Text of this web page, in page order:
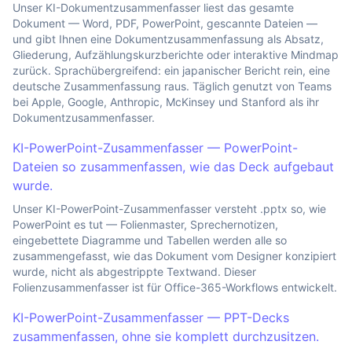
Unser KI-Dokumentzusammenfasser liest das gesamte
Dokument — Word, PDF, PowerPoint, gescannte Dateien —
und gibt Ihnen eine Dokumentzusammenfassung als Absatz,
Gliederung, Aufzählungskurzberichte oder interaktive Mindmap
zurück. Sprachübergreifend: ein japanischer Bericht rein, eine
deutsche Zusammenfassung raus. Täglich genutzt von Teams
bei Apple, Google, Anthropic, McKinsey und Stanford als ihr
Dokumentzusammenfasser.
KI-PowerPoint-Zusammenfasser — PowerPoint-
Dateien so zusammenfassen, wie das Deck aufgebaut
wurde.
Unser KI-PowerPoint-Zusammenfasser versteht .pptx so, wie
PowerPoint es tut — Folienmaster, Sprechernotizen,
eingebettete Diagramme und Tabellen werden alle so
zusammengefasst, wie das Dokument vom Designer konzipiert
wurde, nicht als abgestrippte Textwand. Dieser
Folienzusammenfasser ist für Office-365-Workflows entwickelt.
KI-PowerPoint-Zusammenfasser — PPT-Decks
zusammenfassen, ohne sie komplett durchzusitzen.